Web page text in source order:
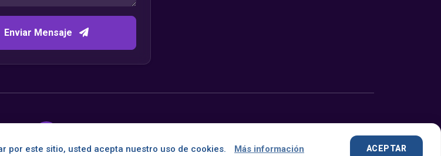
Enviar Mensaje
OMNES
por este sitio, usted acepta nuestro uso de cookies. Más información ACEPTAR